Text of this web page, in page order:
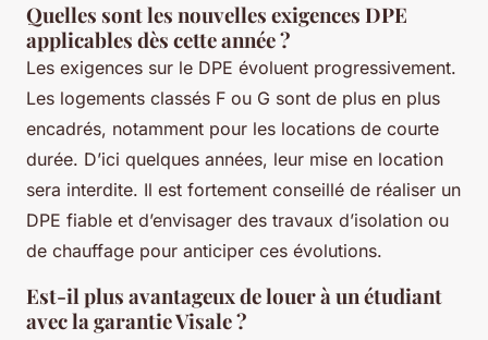
Quelles sont les nouvelles exigences DPE
applicables dès cette année ?
Les exigences sur le DPE évoluent progressivement.
Les logements classés F ou G sont de plus en plus
encadrés, notamment pour les locations de courte
durée. D’ici quelques années, leur mise en location
sera interdite. Il est fortement conseillé de réaliser un
DPE fiable et d’envisager des travaux d’isolation ou
de chauffage pour anticiper ces évolutions.
Est-il plus avantageux de louer à un étudiant
avec la garantie Visale ?